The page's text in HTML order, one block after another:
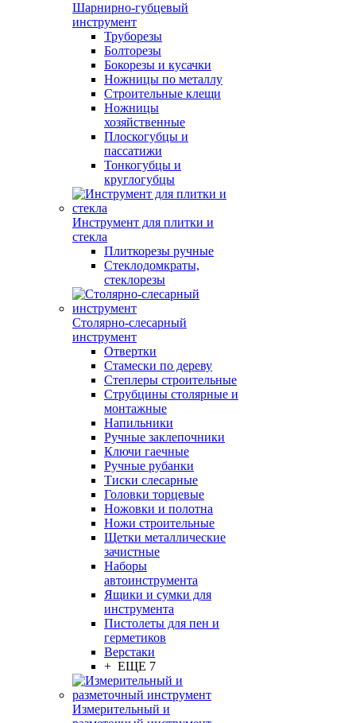
Шарнирно-губцевый
инструмент
Труборезы
Болторезы
Бокорезы и кусачки
Ножницы по металлу
Строительные клещи
Ножницы
хозяйственные
Плоскогубцы и
пассатижи
Тонкогубцы и
круглогубцы
Инструмент для плитки и
стекла
Плиткорезы ручные
Стеклодомкраты,
стеклорезы
Столярно-слесарный
инструмент
Отвертки
Стамески по дереву
Степлеры строительные
Струбцины столярные и
монтажные
Напильники
Ручные заклепочники
Ключи гаечные
Ручные рубанки
Тиски слесарные
Головки торцевые
Ножовки и полотна
Ножи строительные
Щетки металлические
зачистные
Наборы
автоинструмента
Ящики и сумки для
инструмента
Пистолеты для пен и
герметиков
Верстаки
+ ЕЩЕ 7
Измерительный и